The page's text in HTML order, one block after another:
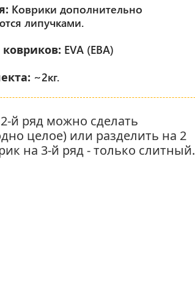
Коврики дополнительно
липучками.
EVA (ЕВА)
~2кг.
й ряд можно сделать
целое) или разделить на 2
на 3-й ряд - только слитный.